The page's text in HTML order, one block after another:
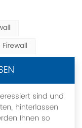
sind und
hinterlassen
Ihnen so